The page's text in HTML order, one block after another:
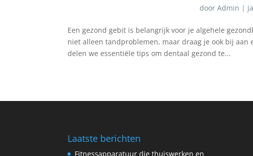
doorAdmin |
Een gezond gebit is belangrijk voor je algehele
niet alleen tandproblemen, maar draag je ook bij
delen we essentiële tips om dentaal gezond te...
Laatste berichten
Fitnessapparatuur die thuiswerken en